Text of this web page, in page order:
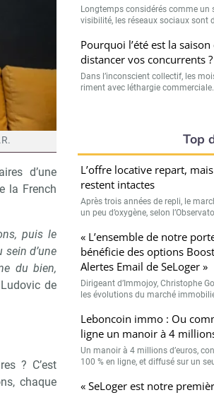
d’une
la French
puis le
d’une
du bien,
de
? C’est
chaque
Longtemps considérés comme un
visibilité, les réseaux sociaux sont
Pourquoi l’été est la
distancer vos concurrents ?
Dans l’inconscient collectif, les
riment avec léthargie
Top
L’offre locative repart,
restent intactes
Après trois années de repli, le
un peu d’oxygène, selon
« L’ensemble de notre
bénéficie des options
Alertes Email de SeLoger »
Dirigeant d’Immojoy, Christophe
les évolutions du marché
Leboncoin immo : Ou
ligne un manoir à 4
Un manoir à 4 millions d’euros,
100 % en ligne, et diffusé sur un
« SeLoger est notre